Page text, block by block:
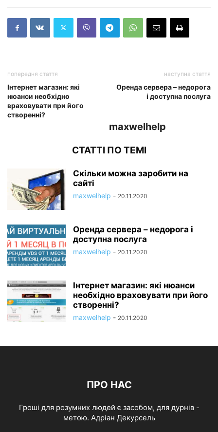
попередня стаття
Інтернет магазин: які
нюанси необхідно
враховувати при його
створенні?
наступна стаття
Оренда сервера – недорога
і доступна послуга
maxwelhelp
СТАТТІ ПО ТЕМІ
Скільки можна заробити на
сайті
maxwelhelp - 20.11.2020
Оренда сервера – недорога і
доступна послуга
maxwelhelp - 20.11.2020
Інтернет магазин: які нюанси
необхідно враховувати при його
створенні?
maxwelhelp - 20.11.2020
ПРО НАС
Гроші для розумних людей є засобом, для дурнів -
метою. Адріан Декурсель